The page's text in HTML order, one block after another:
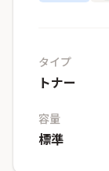
タイプ
トナー
容量
標準